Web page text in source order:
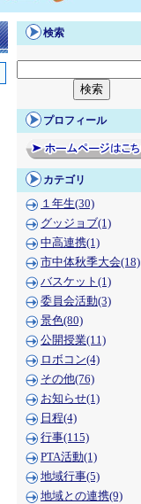
検索
プロフィール
カテゴリ
１年生(30)
グッジョブ(1)
中高連携(1)
市中体秋季大会(18)
バスケット(1)
委員会活動(3)
景色(80)
公開授業(11)
ロボコン(4)
その他(76)
お知らせ(1)
日程(4)
行事(115)
PTA活動(1)
地域行事(5)
地域との連携(9)